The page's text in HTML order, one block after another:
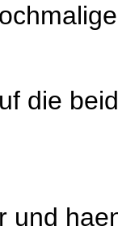
beiden